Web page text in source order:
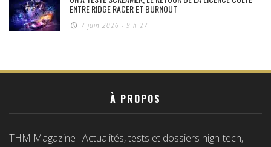
ENTRE RIDGE RACER ET BURNOUT
7 juin 2026 - 9 h 27
À PROPOS
THM Magazine : Actualités, tests et dossiers high-tech,